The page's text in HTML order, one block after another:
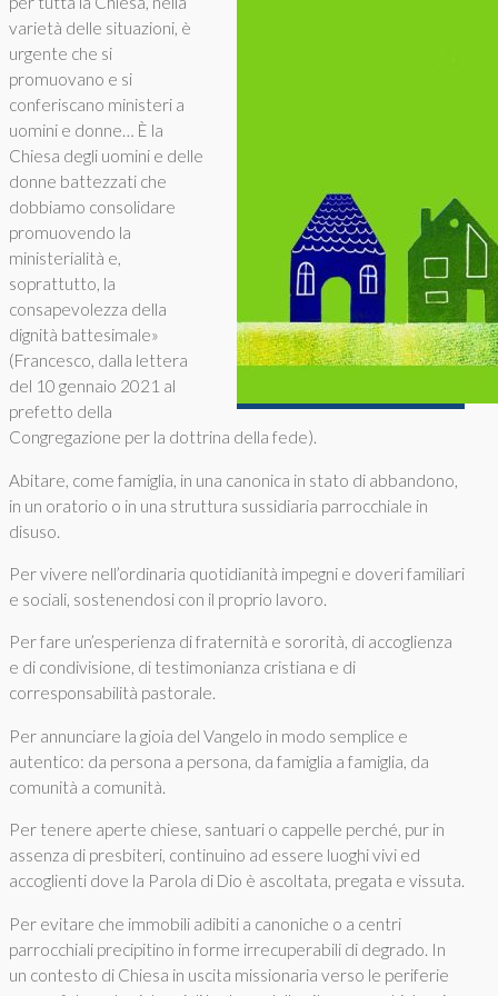
varietà delle situazioni, è
urgente che si
promuovano e si
conferiscano ministeri a
uomini e donne… È la
Chiesa degli uomini e delle
donne battezzati che
dobbiamo consolidare
promuovendo la
ministerialità e,
soprattutto, la
consapevolezza della
dignità battesimale»
(Francesco, dalla lettera
del 10 gennaio 2021 al
prefetto della
Congregazione per la dottrina della fede).
Abitare, come famiglia, in una canonica in stato di abbandono,
in un oratorio o in una struttura sussidiaria parrocchiale in
disuso.
Per vivere nell’ordinaria quotidianità impegni e doveri familiari
e sociali, sostenendosi con il proprio lavoro.
Per fare un’esperienza di fraternità e sororità, di accoglienza
e di condivisione, di testimonianza cristiana e di
corresponsabilità pastorale.
Per annunciare la gioia del Vangelo in modo semplice e
autentico: da persona a persona, da famiglia a famiglia, da
comunità a comunità.
Per tenere aperte chiese, santuari o cappelle perché, pur in
assenza di presbiteri, continuino ad essere luoghi vivi ed
accoglienti dove la Parola di Dio è ascoltata, pregata e vissuta.
Per evitare che immobili adibiti a canoniche o a centri
parrocchiali precipitino in forme irrecuperabili di degrado. In
un contesto di Chiesa in uscita missionaria verso le periferie